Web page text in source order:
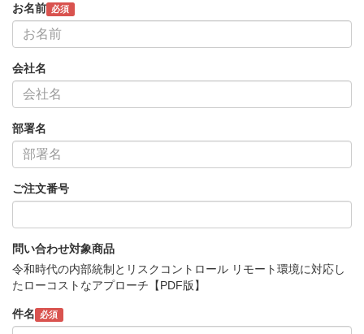
お名前 必須
会社名
部署名
ご注文番号
問い合わせ対象商品
令和時代の内部統制とリスクコントロール リモート環境に対応し
たローコストなアプローチ【PDF版】
件名 必須